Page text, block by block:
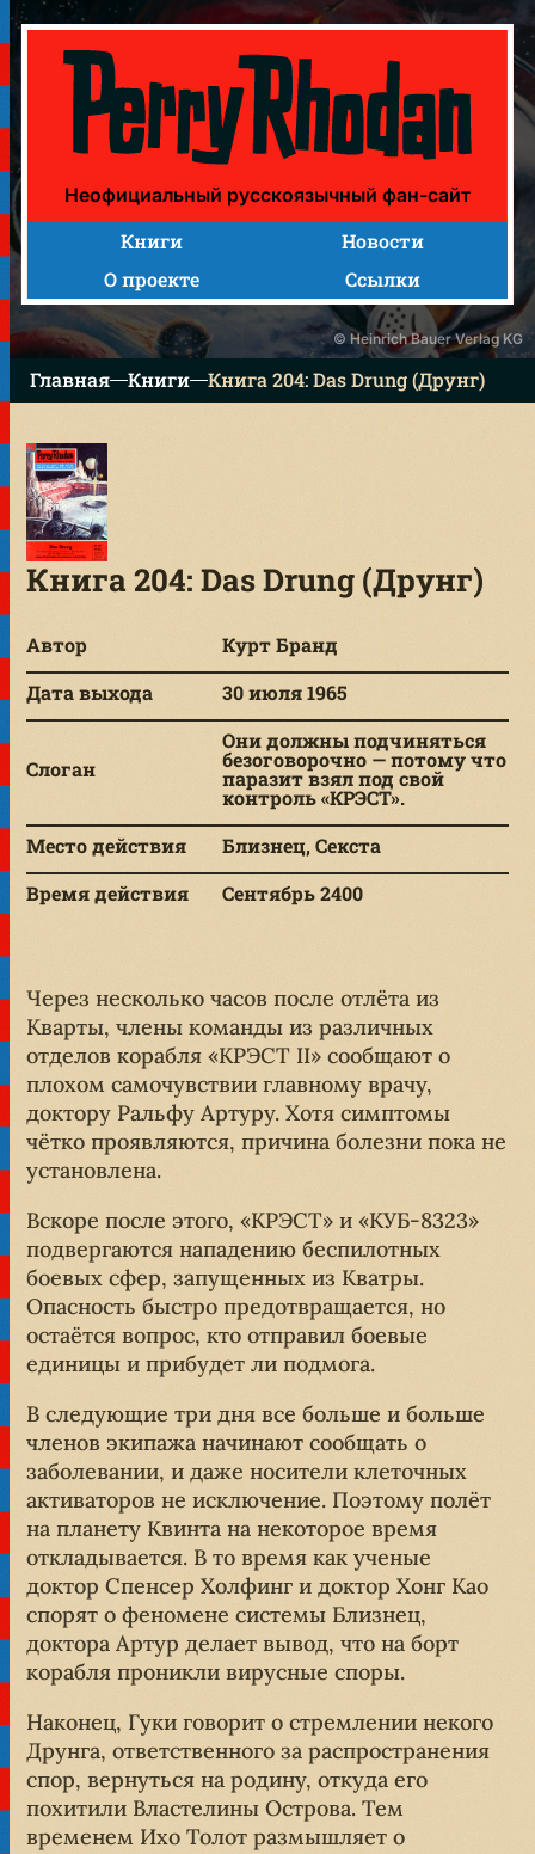
Книга 204: Das Drung (Друнг)
Неофициальный русскоязычный фан-сайт
Книги
Новости
О проекте
Ссылки
© Heinrich Bauer Verlag KG
Главная Книги Книга 204: Das Drung (Друнг)
Книга 204: Das Drung (Друнг)
Автор
Курт Бранд
Дата выхода
30 июля 1965
Слоган
Они должны подчиняться
безоговорочно — потому что
паразит взял под свой
контроль «КРЭСТ».
Место действия
Близнец, Секста
Время действия
Сентябрь 2400
Через несколько часов после отлёта из
Кварты, члены команды из различных
отделов корабля «КРЭСТ II» сообщают о
плохом самочувствии главному врачу,
доктору Ральфу Артуру. Хотя симптомы
чётко проявляются, причина болезни пока не
установлена.
Вскоре после этого, «КРЭСТ» и «КУБ-8323»
подвергаются нападению беспилотных
боевых сфер, запущенных из Кватры.
Опасность быстро предотвращается, но
остаётся вопрос, кто отправил боевые
единицы и прибудет ли подмога.
В следующие три дня все больше и больше
членов экипажа начинают сообщать о
заболевании, и даже носители клеточных
активаторов не исключение. Поэтому полёт
на планету Квинта на некоторое время
откладывается. В то время как ученые
доктор Спенсер Холфинг и доктор Хонг Као
спорят о феномене системы Близнец,
доктора Артур делает вывод, что на борт
корабля проникли вирусные споры.
Наконец, Гуки говорит о стремлении некого
Друнга, ответственного за распространения
спор, вернуться на родину, откуда его
похитили Властелины Острова. Тем
временем Ихо Толот размышляет о